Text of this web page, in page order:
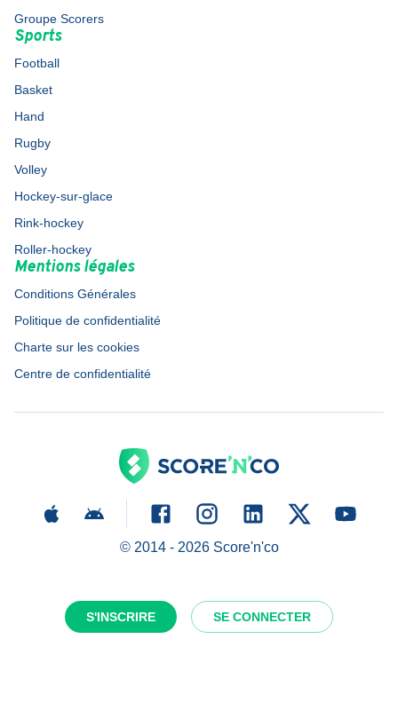
S'INSCRIRE SE CONNECTER
Groupe Scorers
Sports
Football
Basket
Hand
Rugby
Volley
Hockey-sur-glace
Rink-hockey
Roller-hockey
Mentions légales
Conditions Générales
Politique de confidentialité
Charte sur les cookies
Centre de confidentialité
© 2014 - 2026Score'n'co